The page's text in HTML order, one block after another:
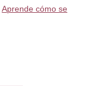
Aprende cómo se